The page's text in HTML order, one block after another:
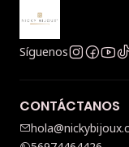
Síguenos
CONTÁCTANOS